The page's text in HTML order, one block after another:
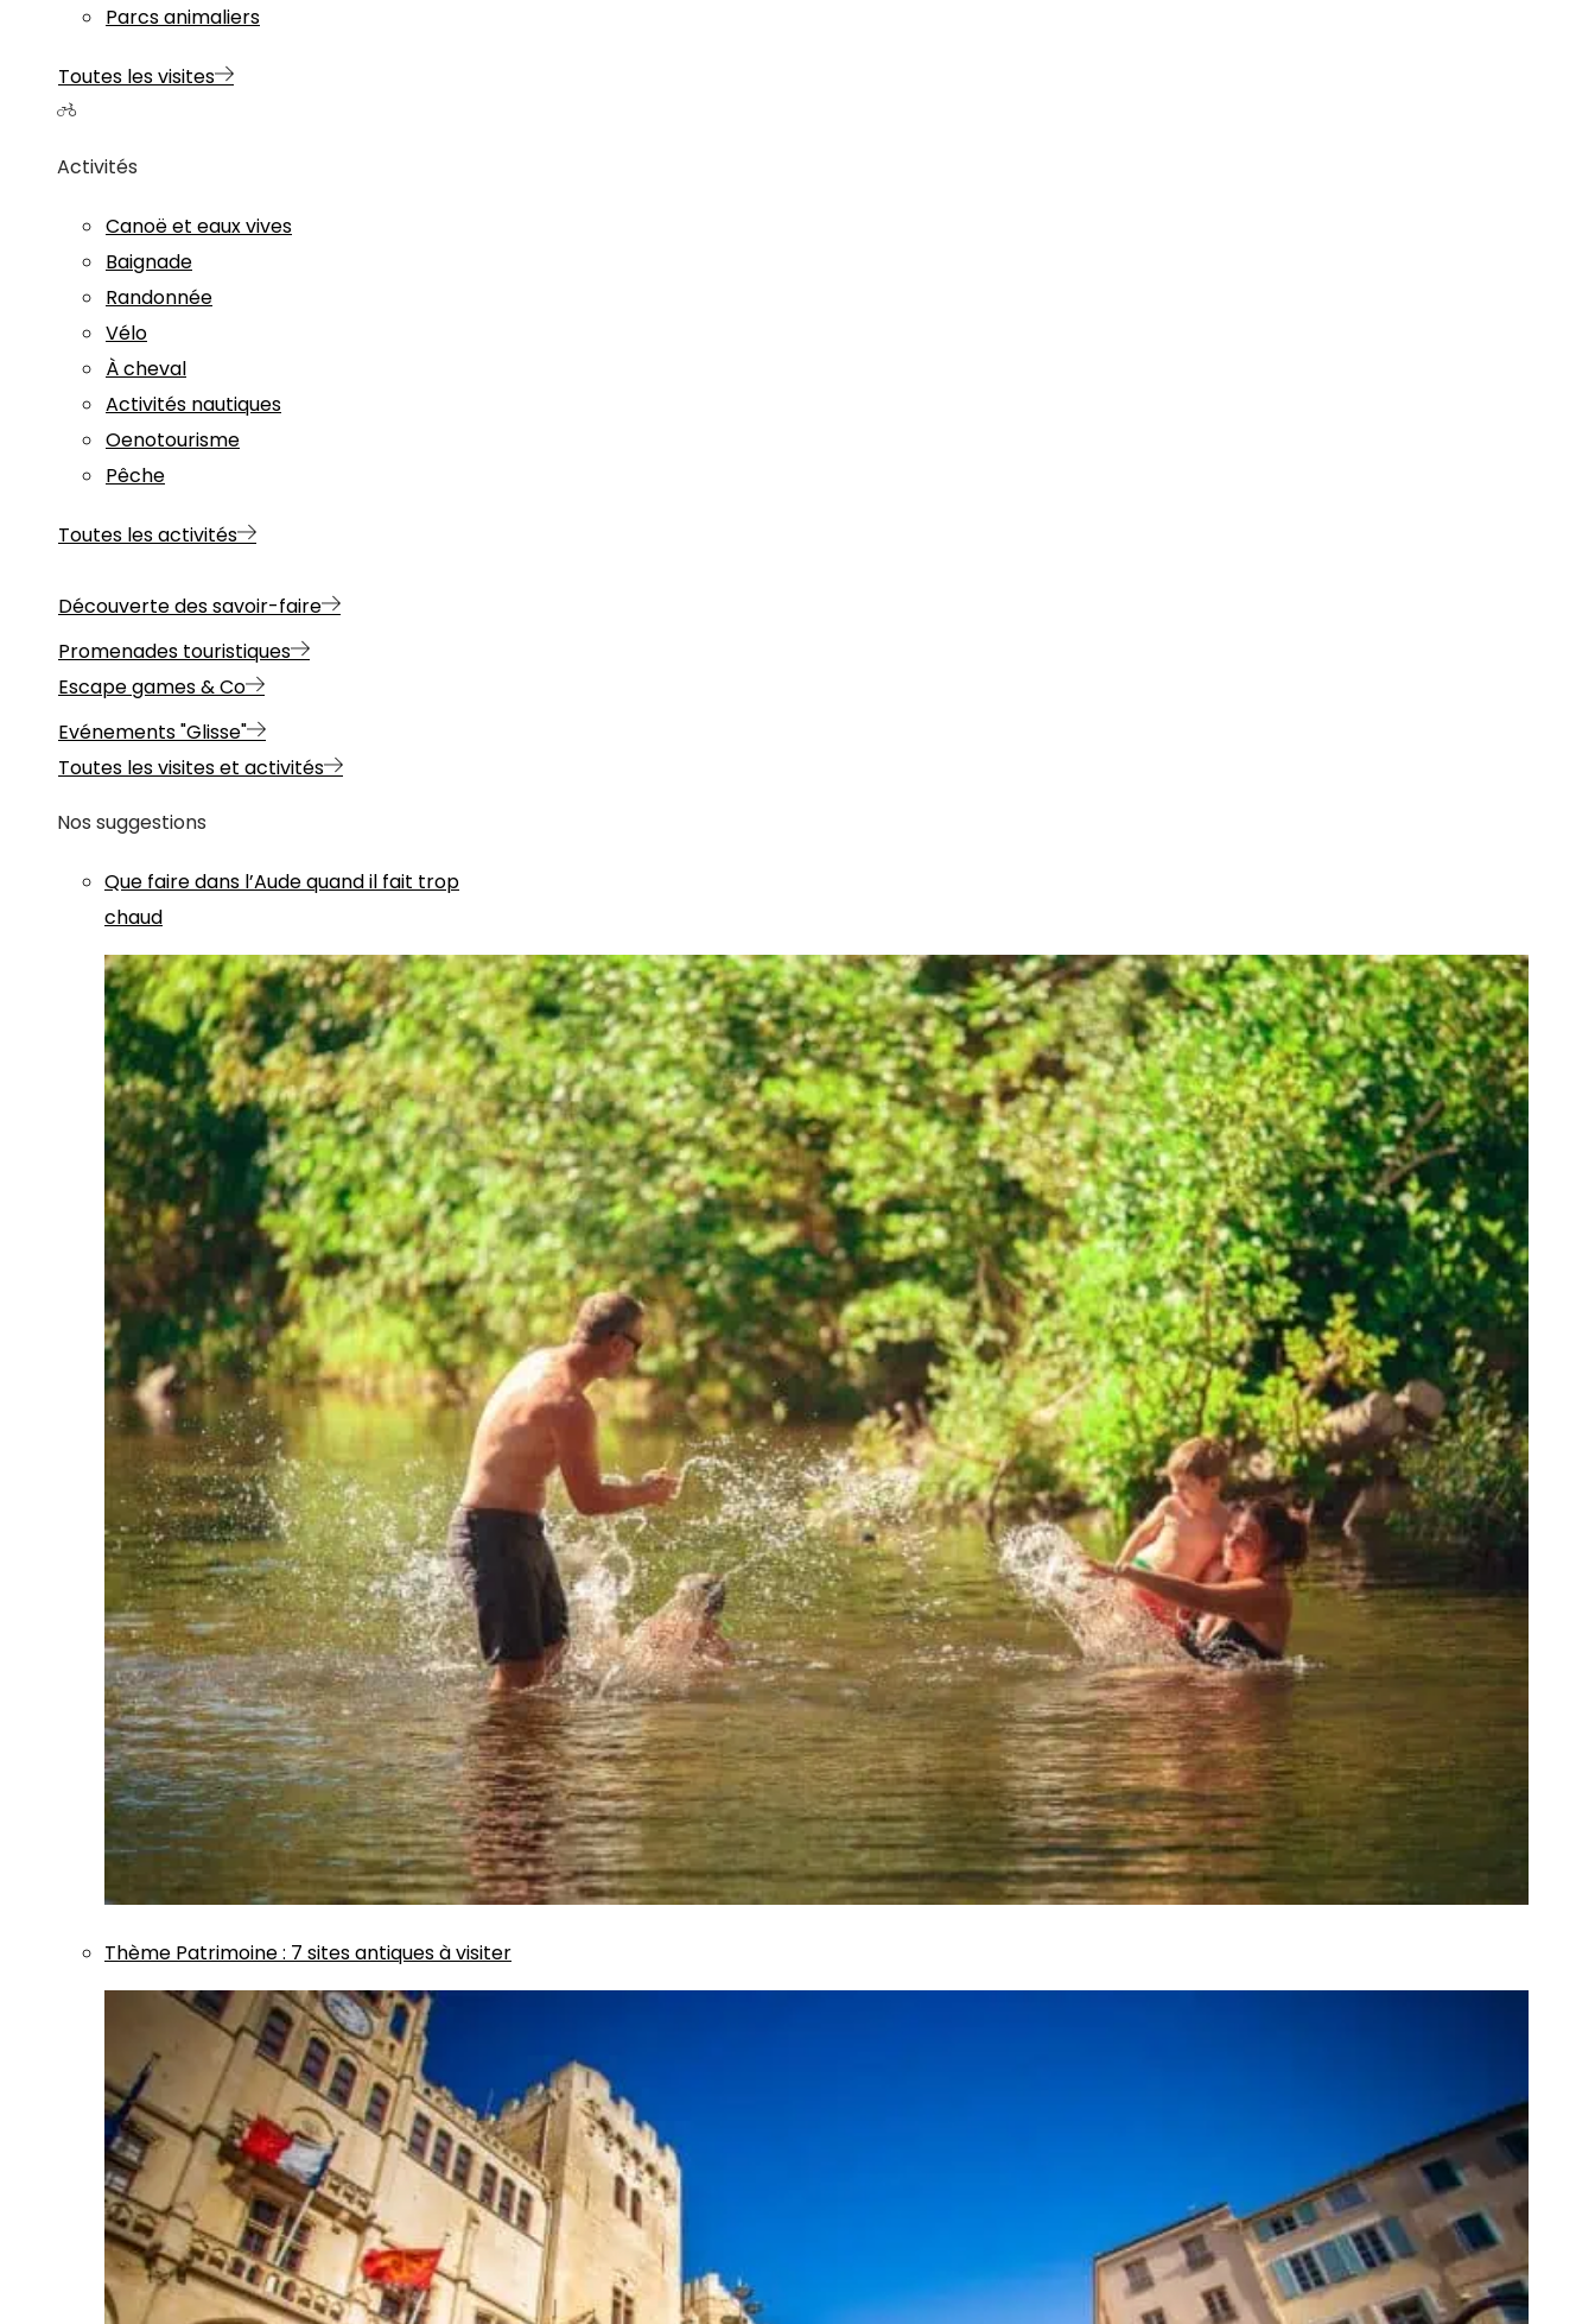
Parcs animaliers
Toutes les visites
Activités
Canoë et eaux vives
Baignade
Randonnée
Vélo
À cheval
Activités nautiques
Oenotourisme
Pêche
Toutes les activités
Découverte des savoir-faire
Promenades touristiques
Escape games & Co
Evénements "Glisse"
Toutes les visites et activités
Nos suggestions
Que faire dans l’Aude quand il fait trop
chaud
Thème Patrimoine: 7 sites antiques à visiter